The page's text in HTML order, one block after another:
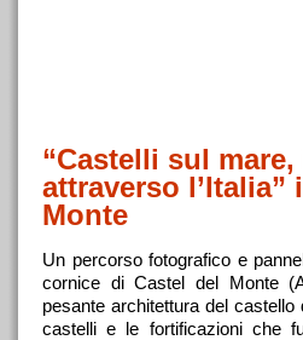
“Castelli sul
attraverso l’Italia”
Monte
Un percorso fotografico e
cornice di Castel del Monte
pesante architettura del
castelli e le fortificazioni che